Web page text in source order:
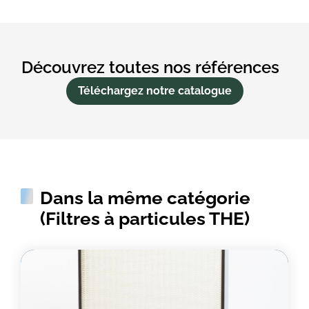
Découvrez toutes nos références
Téléchargez notre catalogue
Dans la même catégorie
(Filtres à particules THE)